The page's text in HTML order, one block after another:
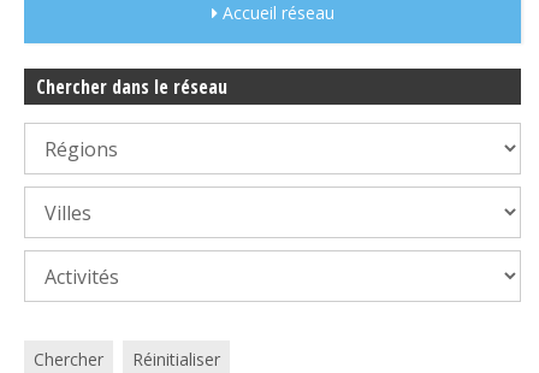
Accueil réseau
Chercher dans le réseau
Chercher Réinitialiser